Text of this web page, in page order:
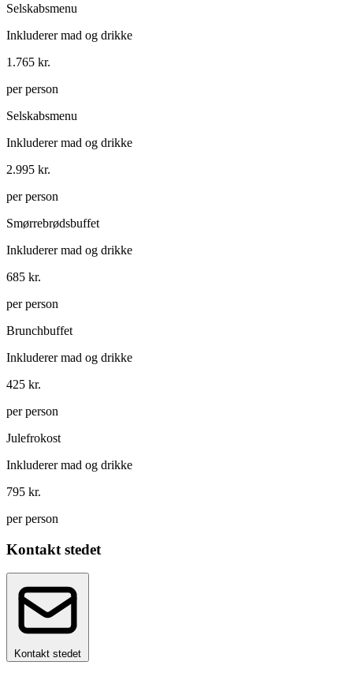
Selskabsmenu
Inkluderer mad og drikke
1.765 kr.
per person
Selskabsmenu
Inkluderer mad og drikke
2.995 kr.
per person
Smørrebrødsbuffet
Inkluderer mad og drikke
685 kr.
per person
Brunchbuffet
Inkluderer mad og drikke
425 kr.
per person
Julefrokost
Inkluderer mad og drikke
795 kr.
per person
Kontakt stedet
Kontakt stedet